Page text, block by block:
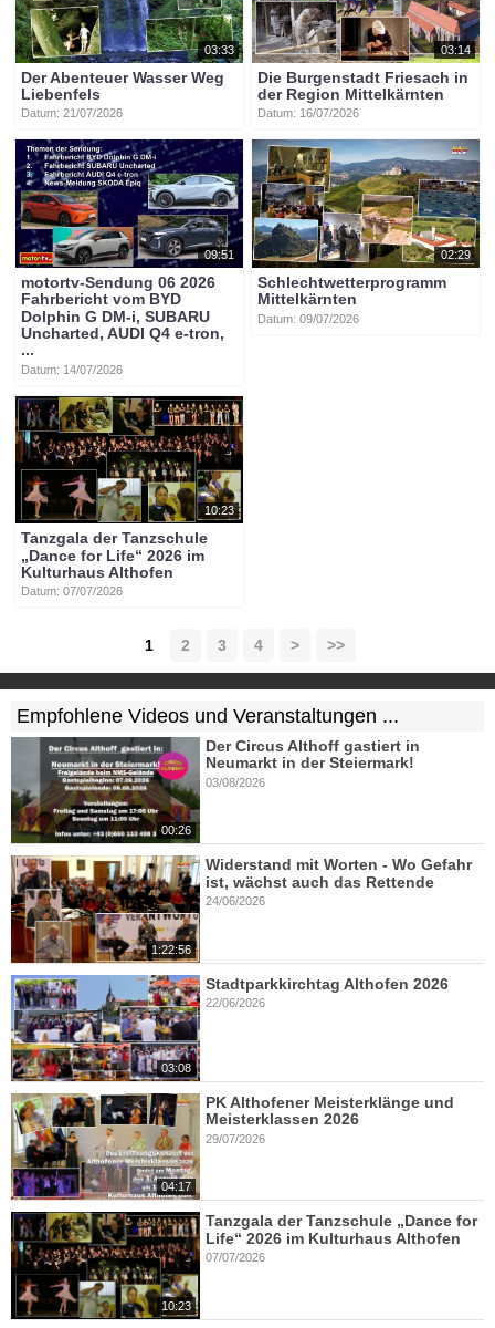
03:33
Der Abenteuer Wasser Weg
Liebenfels
Datum: 21/07/2026
03:14
Die Burgenstadt Friesach in
der Region Mittelkärnten
Datum: 16/07/2026
09:51
motortv-Sendung 06 2026
Fahrbericht vom BYD
Dolphin G DM-i, SUBARU
Uncharted, AUDI Q4 e-tron,
...
Datum: 14/07/2026
02:29
Schlechtwetterprogramm
Mittelkärnten
Datum: 09/07/2026
10:23
Tanzgala der Tanzschule
„Dance for Life“ 2026 im
Kulturhaus Althofen
Datum: 07/07/2026
1 2 3 4 > >>
Empfohlene Videos und Veranstaltungen ...
00:26
Der Circus Althoff gastiert in
Neumarkt in der Steiermark!
03/08/2026
1:22:56
Widerstand mit Worten - Wo Gefahr
ist, wächst auch das Rettende
24/06/2026
03:08
Stadtparkkirchtag Althofen 2026
22/06/2026
04:17
PK Althofener Meisterklänge und
Meisterklassen 2026
29/07/2026
10:23
Tanzgala der Tanzschule „Dance for
Life“ 2026 im Kulturhaus Althofen
07/07/2026